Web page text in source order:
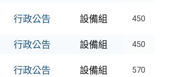
行政公告 設備組 450
行政公告 設備組 450
行政公告 設備組 570